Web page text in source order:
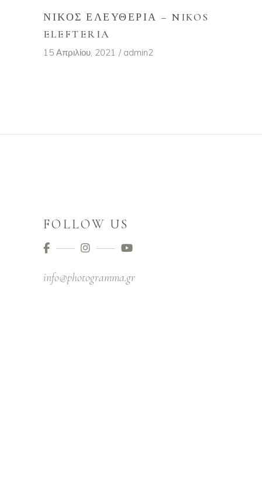
ΝΊΚΟΣ ΕΛΕΥΘΕΡΊΑ – NIKOS
ELEFTERIA
15 Απριλίου, 2021 admin2
FOLLOW US
info@photogramma.gr